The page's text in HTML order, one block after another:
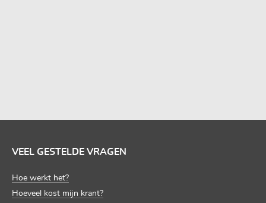
VEEL GESTELDE VRAGEN
Hoe werkt het?
Hoeveel kost mijn krant?